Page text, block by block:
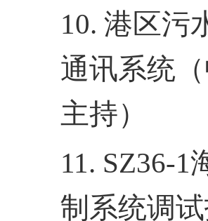
10. 港区污
通讯系统
主持）
11. SZ36-1
制系统调